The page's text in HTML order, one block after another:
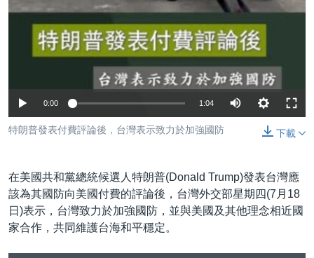
每日視頻新聞
VOA 60秒 (國際)
音頻
時事經緯
廣播節目表
0:00 1:04
下載
特朗普發表付費評論後，台灣表示致力於加強國防
在美國共和黨總統候選人特朗普(Donald Trump)發表台灣應
該為其國防向美國付費的評論後，台灣外交部星期四(7月18
日)表示，台灣致力於加強國防，並與美國及其他理念相近國
家合作，共同維護台海和平穩定。